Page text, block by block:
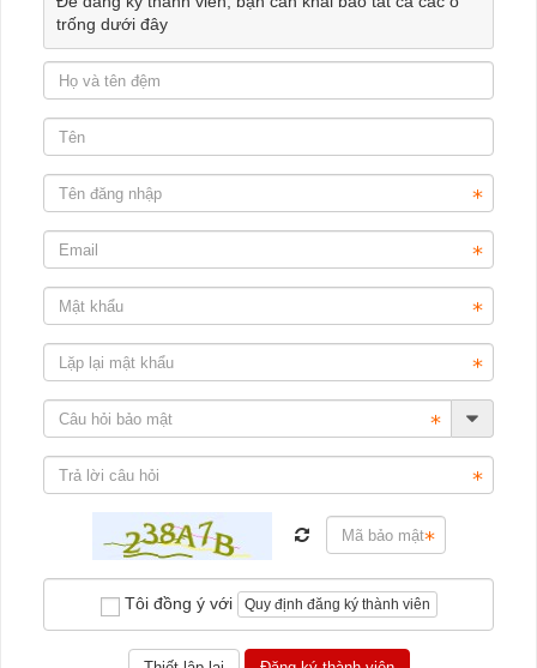
trống dưới đây
Tôi đồng ý với Quy định đăng ký thành viên